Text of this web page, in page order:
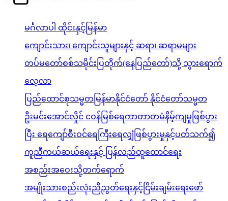
မင်္ဂလာပါ ထိုင်းနှင့်မြန်မာ
ကျောင်းသား၊ ကျောင်းသူများနှင့် ဆရာ၊ ဆရာမများ
တပ်မတော်စစ်သမိုင်းပြတိုက်(နေပြည်တော်)သို့ သွားရောက်
လေ့လာ
ပြည်ထောင်စုသမ္မတမြန်မာနိုင်ငံတော် နိုင်ငံတော်သမ္မတ
ဦးမင်းအောင်လှိုင် ငဝန်မြစ်ရေကာတာတမံနိမ့်ကျမှုဖြစ်ပွား
ပြီး ရေကျော်စီးဝင်ရေကြီးရေလျှံဖြစ်ပွားမှုနှင့်ပတ်သက်၍
ကူညီကယ်ဆယ်ရေးနှင့် ပြန်လည်ထူထောင်ရေး
အစည်းအဝေးသို့တက်ရောက်
အမျိုးသားစည်းလုံးညီညွတ်ရေးနှင့်ငြိမ်းချမ်းရေးဖော်